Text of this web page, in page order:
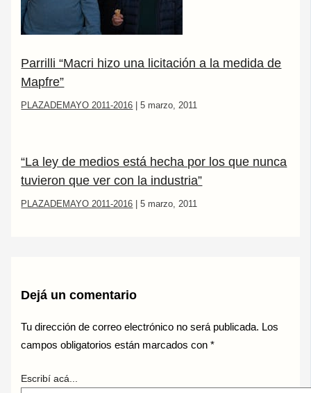
Parrilli “Macri hizo una licitación a la medida de
Mapfre”
PLAZADEMAYO 2011-2016 |5 marzo, 2011
“La ley de medios está hecha por los que nunca
tuvieron que ver con la industria”
PLAZADEMAYO 2011-2016 |5 marzo, 2011
Dejá un comentario
Tu dirección de correo electrónico no será publicada. Los
campos obligatorios están marcados con*
Escribí acá...